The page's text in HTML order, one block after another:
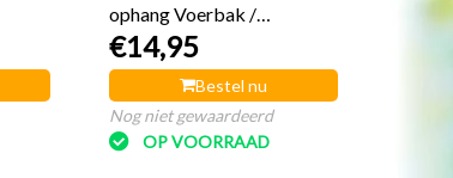
ophang Voerbak /
Waterbak 10 cm
€14,95
Bestel nu
Nog niet gewaardeerd
OP VOORRAAD